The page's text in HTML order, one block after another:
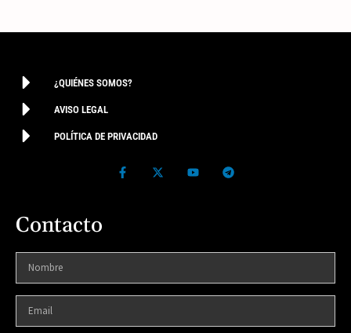
¿QUIÉNES SOMOS?
AVISO LEGAL
POLÍTICA DE PRIVACIDAD
Contacto